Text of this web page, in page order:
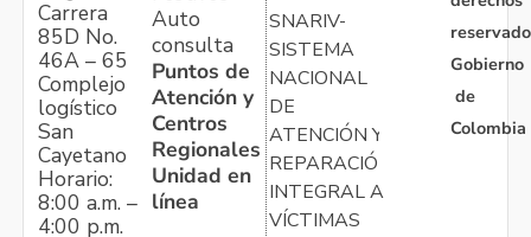
Carrera
85D No.
46A – 65
Complejo
logístico
San
Cayetano
Horario:
8:00 a.m. –
4:00 p.m.
Auto
consulta
Puntos de
Atención y
Centros
Regionales
Unidad en
línea
SNARIV-
SISTEMA
NACIONAL
DE
ATENCIÓN Y
REPARACIÓN
INTEGRAL A
VÍCTIMAS
Gobierno
de
Colombia